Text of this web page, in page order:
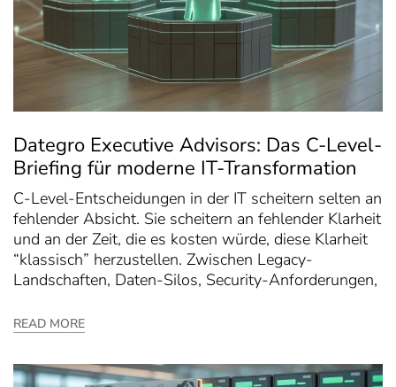
Dategro Executive Advisors: Das C-Level-
Briefing für moderne IT-Transformation
C-Level-Entscheidungen in der IT scheitern selten an
fehlender Absicht. Sie scheitern an fehlender Klarheit
und an der Zeit, die es kosten würde, diese Klarheit
“klassisch” herzustellen. Zwischen Legacy-
Landschaften, Daten-Silos, Security-Anforderungen,
READ MORE